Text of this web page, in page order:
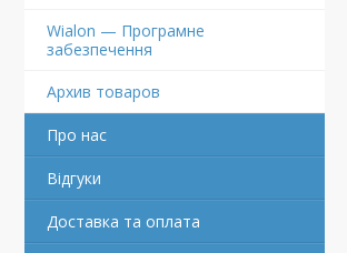
Wialon — Програмне
забезпечення
Архив товаров
Про нас
Відгуки
Доставка та оплата